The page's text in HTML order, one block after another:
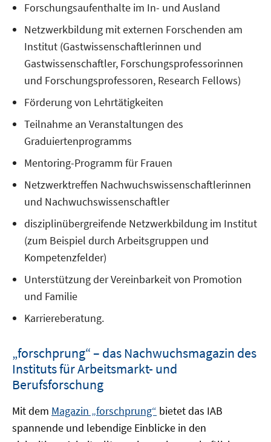
Forschungsaufenthalte im In- und Ausland
Netzwerkbildung mit externen Forschenden am
Institut (Gastwissenschaftlerinnen und
Gastwissenschaftler, Forschungsprofessorinnen
und Forschungsprofessoren, Research Fellows)
Förderung von Lehrtätigkeiten
Teilnahme an Veranstaltungen des
Graduiertenprogramms
Mentoring-Programm für Frauen
Netzwerktreffen Nachwuchswissenschaftlerinnen
und Nachwuchswissenschaftler
disziplinübergreifende Netzwerkbildung im Institut
(zum Beispiel durch Arbeitsgruppen und
Kompetenzfelder)
Unterstützung der Vereinbarkeit von Promotion
und Familie
Karriereberatung.
„forschprung“ – das Nachwuchsmagazin des
Instituts für Arbeitsmarkt- und
Berufsforschung
Mit dem Magazin „forschprung“ bietet das IAB
spannende und lebendige Einblicke in den